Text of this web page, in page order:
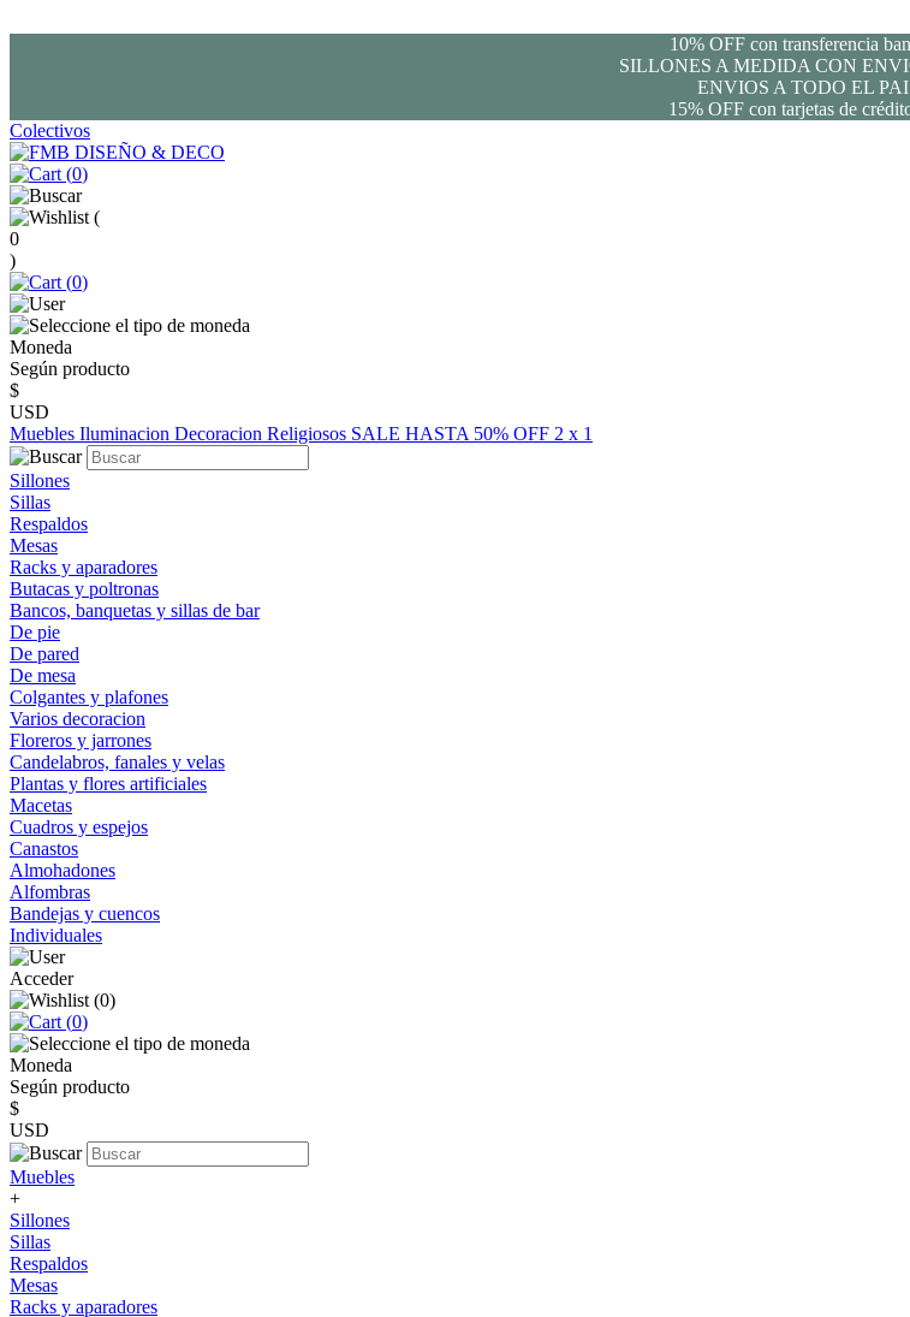
10% OFF con transferencia
SILLONES A MEDIDA CON
ENVIOS A TODO EL
15% OFF con tarjetas de
Colectivos
(0)
(
0
)
(0)
Moneda
Según producto
$
USD
Muebles Iluminacion Decoracion Religiosos SALE HASTA 50% OFF 2 x 1
Sillones
Sillas
Respaldos
Mesas
Racks y aparadores
Butacas y poltronas
Bancos, banquetas y sillas de bar
De pie
De pared
De mesa
Colgantes y plafones
Varios decoracion
Floreros y jarrones
Candelabros, fanales y velas
Plantas y flores artificiales
Macetas
Cuadros y espejos
Canastos
Almohadones
Alfombras
Bandejas y cuencos
Individuales
Acceder
(0)
(0)
Moneda
Según producto
$
USD
Muebles
+
Sillones
Sillas
Respaldos
Mesas
Racks y aparadores